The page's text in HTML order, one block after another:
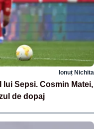
Ionuț Nichita
Sepsi. Cosmin Matei,
de dopaj